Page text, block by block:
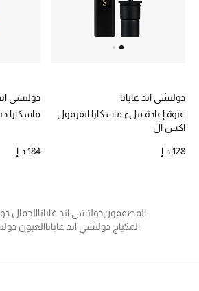
الموسم الجديد
ركن أناقة المنتجعات
تشكيلة المناسبات للنساء
دولتشي اند غابانا
عبوة إعادة ملء ماسكارا ايفرفول
اكس ال
128 د.إ
دولتشي
ماسكارا
184 د.إ
المصمموندولتشي اند غاباناالجمال
المكياج دولتشي اند غاباناالعيون